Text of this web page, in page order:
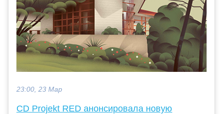
23:00, 23 Мар
CD Projekt RED анонсировала новую